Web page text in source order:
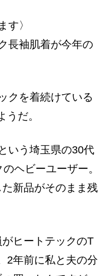
す〉
長袖肌着が今年の
クを着続けている
だ。
いう埼玉県の30代
ヘビーユーザー。
新品がそのまま残
がヒートテックのT
2年前に私と夫の分